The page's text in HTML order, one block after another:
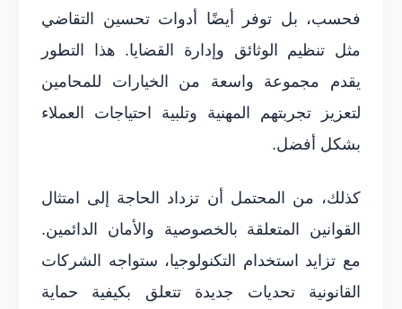
فحسب، بل توفر أيضًا أدوات تحسين التقاضي
مثل تنظيم الوثائق وإدارة القضايا. هذا التطور
يقدم مجموعة واسعة من الخيارات للمحامين
لتعزيز تجربتهم المهنية وتلبية احتياجات العملاء
بشكل أفضل.
كذلك، من المحتمل أن تزداد الحاجة إلى امتثال
القوانين المتعلقة بالخصوصية والأمان الدائمين.
مع تزايد استخدام التكنولوجيا، ستواجه الشركات
القانونية تحديات جديدة تتعلق بكيفية حماية